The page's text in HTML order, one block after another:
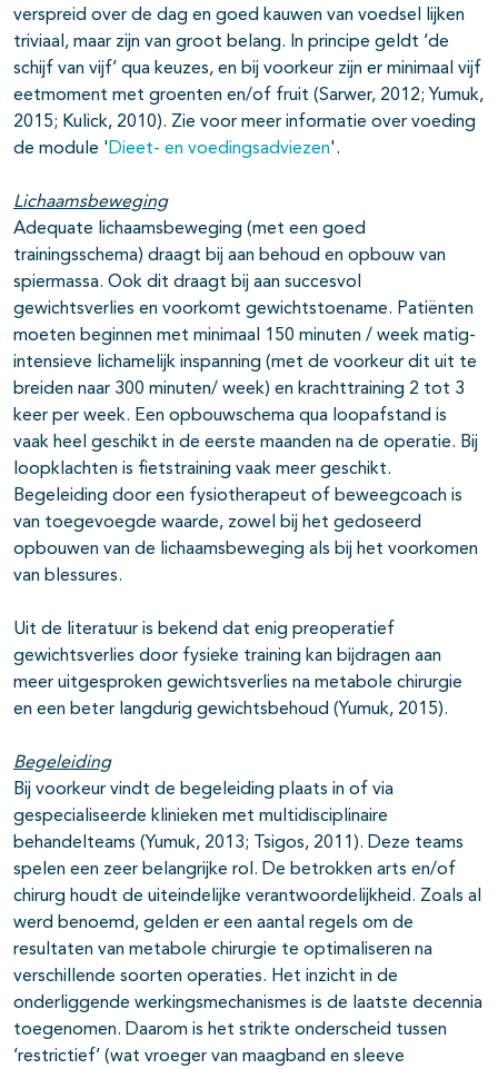
verspreid over de dag en goed kauwen van voedsel lijken
triviaal, maar zijn van groot belang. In principe geldt ‘de
schijf van vijf’ qua keuzes, en bij voorkeur zijn er minimaal vijf
eetmoment met groenten en/of fruit (Sarwer, 2012; Yumuk,
2015; Kulick, 2010). Zie voor meer informatie over voeding
de module 'Dieet- en voedingsadviezen'.
Lichaamsbeweging
Adequate lichaamsbeweging (met een goed
trainingsschema) draagt bij aan behoud en opbouw van
spiermassa. Ook dit draagt bij aan succesvol
gewichtsverlies en voorkomt gewichtstoename. Patiënten
moeten beginnen met minimaal 150 minuten / week matig-
intensieve lichamelijk inspanning (met de voorkeur dit uit te
breiden naar 300 minuten/ week) en krachttraining 2 tot 3
keer per week. Een opbouwschema qua loopafstand is
vaak heel geschikt in de eerste maanden na de operatie. Bij
loopklachten is fietstraining vaak meer geschikt.
Begeleiding door een fysiotherapeut of beweegcoach is
van toegevoegde waarde, zowel bij het gedoseerd
opbouwen van de lichaamsbeweging als bij het voorkomen
van blessures.
Uit de literatuur is bekend dat enig preoperatief
gewichtsverlies door fysieke training kan bijdragen aan
meer uitgesproken gewichtsverlies na metabole chirurgie
en een beter langdurig gewichtsbehoud (Yumuk, 2015).
Begeleiding
Bij voorkeur vindt de begeleiding plaats in of via
gespecialiseerde klinieken met multidisciplinaire
behandelteams (Yumuk, 2013; Tsigos, 2011). Deze teams
spelen een zeer belangrijke rol. De betrokken arts en/of
chirurg houdt de uiteindelijke verantwoordelijkheid. Zoals al
werd benoemd, gelden er een aantal regels om de
resultaten van metabole chirurgie te optimaliseren na
verschillende soorten operaties. Het inzicht in de
onderliggende werkingsmechanismes is de laatste decennia
toegenomen. Daarom is het strikte onderscheid tussen
‘restrictief’ (wat vroeger van maagband en sleeve